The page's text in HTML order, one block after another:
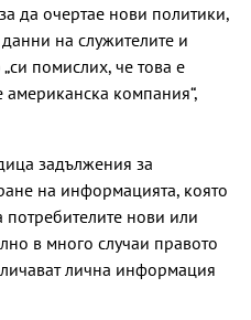
да очертае нови политики,
на служителите и
помислих, че това е
компания“,
задължения за
на информацията, която
потребителите нови или
в много случаи правото
лична информация